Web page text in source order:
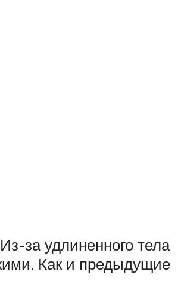
за удлиненного тела
Как и предыдущие